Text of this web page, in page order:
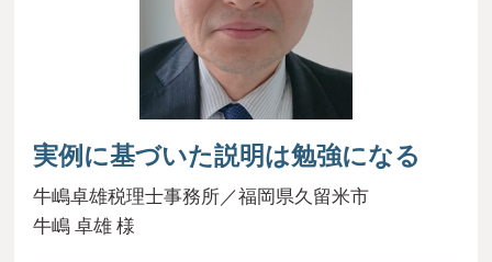
実例に基づいた説明は勉強になる
牛嶋卓雄税理士事務所／福岡県久留米市
牛嶋 卓雄 様